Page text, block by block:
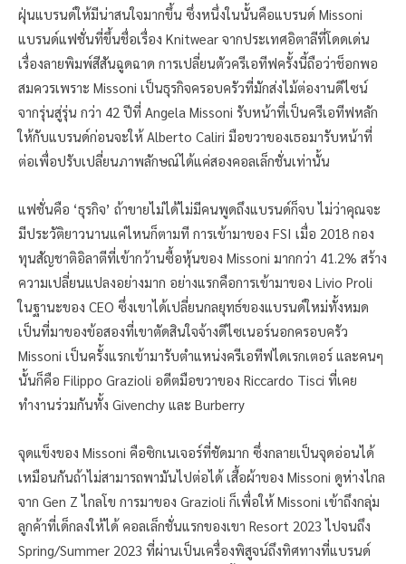
ฝุ่นแบรนด์ให้มีน่าสนใจมากขึ้น ซึ่งหนึ่งในนั้นคือแบรนด์ Missoni
แบรนด์แฟชั่นที่ขึ้นชื่อเรื่อง Knitwear จากประเทศอิตาลีที่โดดเด่น
เรื่องลายพิมพ์สีสันฉูดฉาด การเปลี่ยนตัวครีเอทีฟครั้งนี้ถือว่าช็อกพอ
สมควรเพราะ Missoni เป็นธุรกิจครอบครัวที่มักส่งไม้ต่องานดีไซน์
จากรุ่นสู่รุ่น กว่า 42 ปีที่ Angela Missoni รับหน้าที่เป็นครีเอทีฟหลัก
ให้กับแบรนด์ก่อนจะให้ Alberto Caliri มือขวาของเธอมารับหน้าที่
ต่อเพื่อปรับเปลี่ยนภาพลักษณ์ได้แค่สองคอลเล็กชั่นเท่านั้น
แฟชั่นคือ ‘ธุรกิจ’ ถ้าขายไม่ได้ไม่มีคนพูดถึงแบรนด์ก็จบ ไม่ว่าคุณจะ
มีประวัติยาวนานแค่ไหนก็ตามที การเข้ามาของ FSI เมื่อ 2018 กอง
ทุนสัญชาติอิลาตีที่เข้ากว้านซื้อหุ้นของ Missoni มากกว่า 41.2% สร้าง
ความเปลี่ยนแปลงอย่างมาก อย่างแรกคือการเข้ามาของ Livio Proli
ในฐานะของ CEO ซึ่งเขาได้เปลี่ยนกลยุทธ์ของแบรนด์ใหม่ทั้งหมด
เป็นที่มาของข้อสองที่เขาตัดสินใจจ้างดีไซเนอร์นอกครอบครัว
Missoni เป็นครั้งแรกเข้ามารับตำแหน่งครีเอทีฟไดเรกเตอร์ และคนๆ
นั้นก็คือ Filippo Grazioli อดีตมือขวาของ Riccardo Tisci ที่เคย
ทำงานร่วมกันทั้ง Givenchy และ Burberry
จุดแข็งของ Missoni คือซิกเนเจอร์ที่ชัดมาก ซึ่งกลายเป็นจุดอ่อนได้
เหมือนกันถ้าไม่สามารถพามันไปต่อได้ เสื้อผ้าของ Missoni ดูห่างไกล
จาก Gen Z ไกลโข การมาของ Grazioli ก็เพื่อให้ Missoni เข้าถึงกลุ่ม
ลูกค้าที่เด็กลงให้ได้ คอลเล็กชั่นแรกของเขา Resort 2023 ไปจนถึง
Spring/Summer 2023 ที่ผ่านเป็นเครื่องพิสูจน์ถึงทิศทางที่แบรนด์